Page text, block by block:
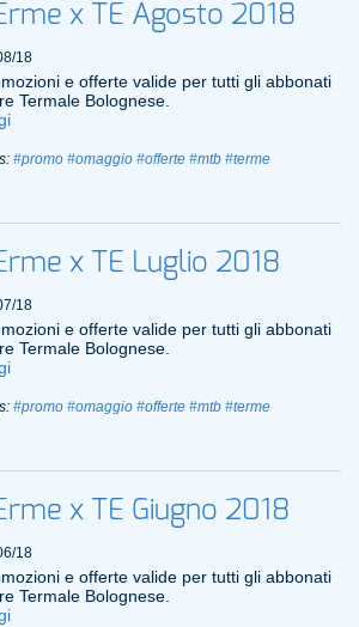
x TE Agosto 2018
18
e offerte valide per tutti gli abbonati
Termale Bolognese.
#promo #omaggio #offerte #mtb #terme
x TE Luglio 2018
18
e offerte valide per tutti gli abbonati
Termale Bolognese.
#promo #omaggio #offerte #mtb #terme
x TE Giugno 2018
18
e offerte valide per tutti gli abbonati
Termale Bolognese.